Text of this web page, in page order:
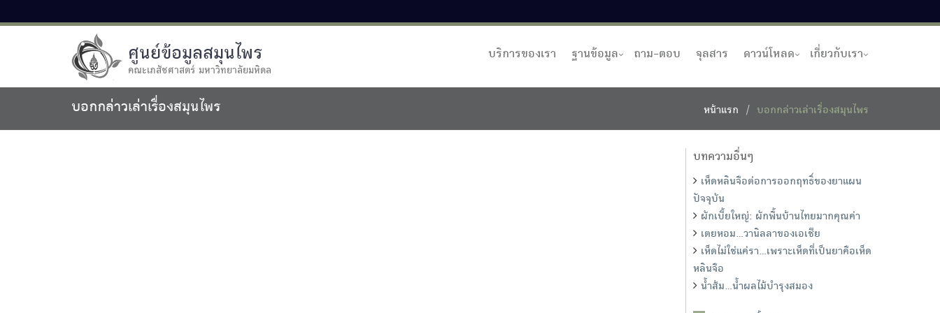
ศูนย์ข้อมูลสมุนไพร
คณะเภสัชศาสตร์ มหาวิทยาลัยมหิดล
บริการของเรา ฐานข้อมูล ถาม-ตอบ จุลสาร ดาวน์โหลด เกี่ยวกับเรา
บอกกล่าวเล่าเรื่องสมุนไพร หน้าแรก บอกกล่าวเล่าเรื่องสมุนไพร
บทความอื่นๆ
เห็ดหลินจือต่อการออกฤทธิ์ของยาแผน
ปัจจุบัน
ผักเบี้ยใหญ่: ผักพื้นบ้านไทยมากคุณค่า
เตยหอม...วานิลลาของเอเชีย
เห็ดไม่ใช่แค่รา...เพราะเห็ดที่เป็นยาคือเห็ด
หลินจือ
น้ำส้ม...น้ำผลไม้บำรุงสมอง